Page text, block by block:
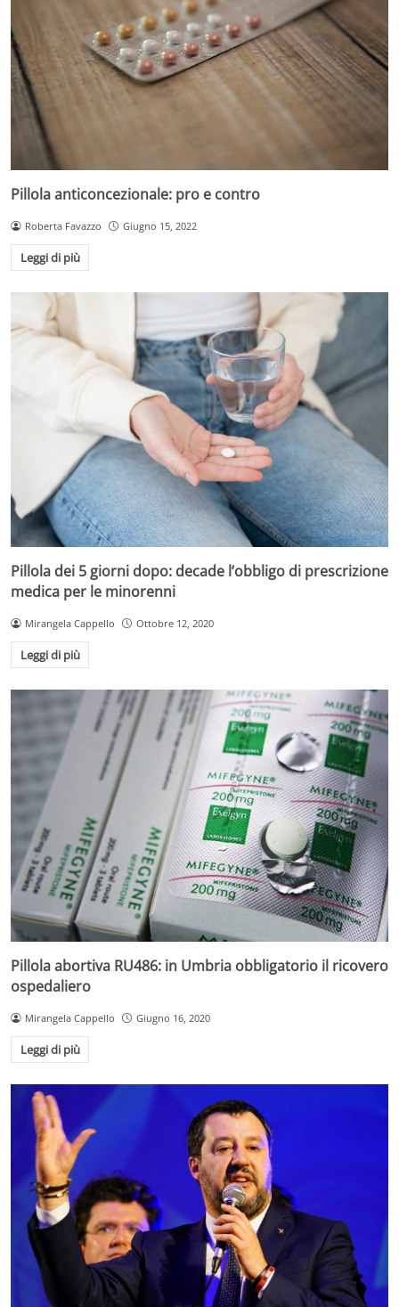
Pillola anticoncezionale: pro e contro
Roberta Favazzo Giugno 15, 2022
Leggi di più
Pillola dei 5 giorni dopo: decade l’obbligo di prescrizione
medica per le minorenni
Mirangela Cappello Ottobre 12, 2020
Leggi di più
Pillola abortiva RU486: in Umbria obbligatorio il ricovero
ospedaliero
Mirangela Cappello Giugno 16, 2020
Leggi di più